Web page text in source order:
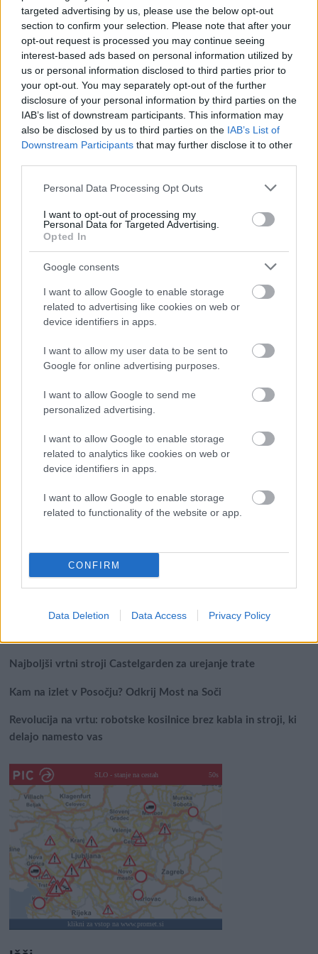
targeted advertising by us, please use the below opt-out
section to confirm your selection. Please note that after your
opt-out request is processed you may continue seeing
interest-based ads based on personal information utilized by
us or personal information disclosed to third parties prior to
your opt-out. You may separately opt-out of the further
disclosure of your personal information by third parties on the
IAB’s list of downstream participants. This information may
also be disclosed by us to third parties on the IAB’s List of
Downstream Participants that may further disclose it to other
Please note that this website/app uses one or more Google
not limited to your visit or usage behaviour. You may click to
grant or deny consent to Google and its third-party tags to
use your data for below specified purposes in below Google
Personal Data Processing Opt Outs
I want to opt-out of processing my
Personal Data for Targeted Advertising.
Opted In
Google consents
I want to allow Google to enable storage
related to advertising like cookies on web or
device identifiers in apps.
I want to allow my user data to be sent to
Google for online advertising purposes.
I want to allow Google to send me
personalized advertising.
I want to allow Google to enable storage
related to analytics like cookies on web or
device identifiers in apps.
I want to allow Google to enable storage
related to functionality of the website or app.
CONFIRM
Data Deletion Data Access Privacy Policy
Rebolj:
anksioznost
in
kako
prepozamo
znake?
Zadnje objave
Rogla bo gostila tradicionalni 34. praznik šoferjev in
Najboljši vrtni stroji Castelgarden za urejanje trate
Kam na izlet v Posočju? Odkrij Most na Soči
Revolucija na vrtu: robotske kosilnice brez kabla in stroji, ki
delajo namesto vas
SLO - stanje na cestah 45s
klikni za vstop na www.promet.si